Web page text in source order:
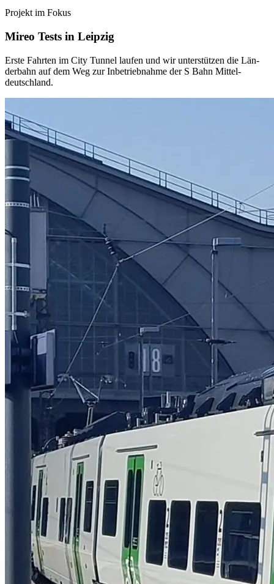
Pro­jekt im Fo­kus
Mi­reo Tests in Leip­zig
Ers­te Fahr­ten im City Tun­nel lau­fen und wir un­ter­stüt­zen die Län­
der­bahn auf dem Weg zur In­be­trieb­nah­me der S Bahn Mit­tel­
deutsch­land.